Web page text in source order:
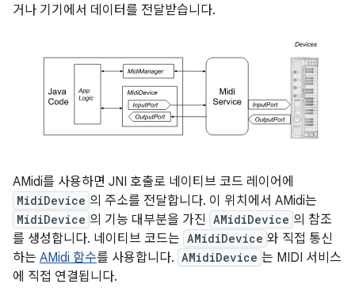
거나 기기에서 데이터를 전달받습니다.
AMidi를 사용하면 JNI 호출로 네이티브 코드 레이어에
MidiDevice 의 주소를 전달합니다. 이 위치에서 AMidi는
MidiDevice 의 기능 대부분을 가진 AMidiDevice 의 참조
를 생성합니다. 네이티브 코드는 AMidiDevice 와 직접 통신
하는 AMidi 함수를 사용합니다. AMidiDevice 는 MIDI 서비스
에 직접 연결됩니다.